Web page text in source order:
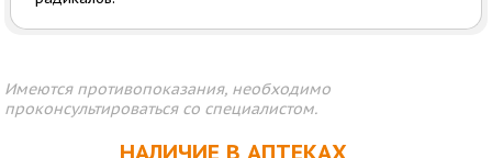
Имеются противопоказания, необходимо
проконсультироваться со специалистом.
НАЛИЧИЕ В АПТЕКАХ